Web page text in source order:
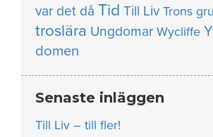
var det då Tid Till Liv Trons
troslära Ungdomar Wycliffe
domen
Senaste inläggen
Till Liv – till fler!